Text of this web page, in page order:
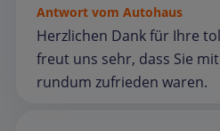
Antwort vom Autohaus
Herzlichen Dank für Ihre
freut uns sehr, dass Sie
rundum zufrieden waren.